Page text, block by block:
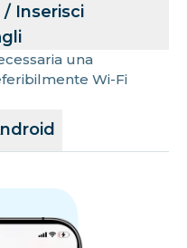
/ Inserisci
una
Wi-Fi